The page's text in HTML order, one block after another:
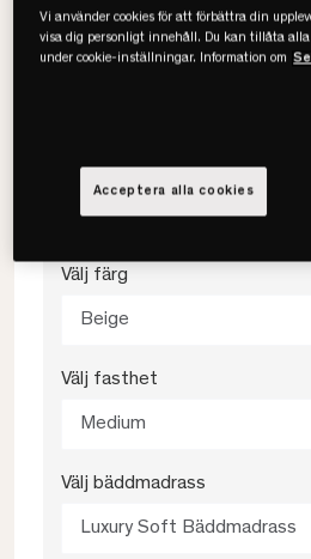
Gryning Komfort
Kontinentalsäng
Välj färg
Beige
Välj fasthet
Medium
Välj bäddmadrass
Luxury Soft Bäddmadrass
Vi använder cookies för att förbättra din
visa dig personligt innehåll. Du kan tillåta alla
under cookie-inställningar. Information om
Acceptera alla cookies